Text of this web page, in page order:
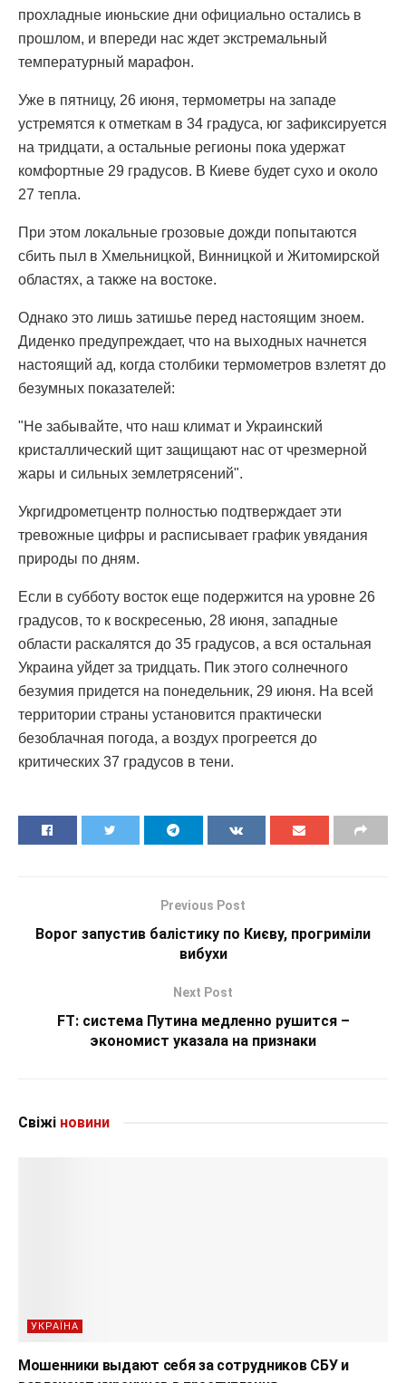
прохладные июньские дни официально остались в
прошлом, и впереди нас ждет экстремальный
температурный марафон.
Уже в пятницу, 26 июня, термометры на западе
устремятся к отметкам в 34 градуса, юг зафиксируется
на тридцати, а остальные регионы пока удержат
комфортные 29 градусов. В Киеве будет сухо и около
27 тепла.
При этом локальные грозовые дожди попытаются
сбить пыл в Хмельницкой, Винницкой и Житомирской
областях, а также на востоке.
Однако это лишь затишье перед настоящим зноем.
Диденко предупреждает, что на выходных начнется
настоящий ад, когда столбики термометров взлетят до
безумных показателей:
"Не забывайте, что наш климат и Украинский
кристаллический щит защищают нас от чрезмерной
жары и сильных землетрясений".
Укргидрометцентр полностью подтверждает эти
тревожные цифры и расписывает график увядания
природы по дням.
Если в субботу восток еще подержится на уровне 26
градусов, то к воскресенью, 28 июня, западные
области раскалятся до 35 градусов, а вся остальная
Украина уйдет за тридцать. Пик этого солнечного
безумия придется на понедельник, 29 июня. На всей
территории страны установится практически
безоблачная погода, а воздух прогреется до
критических 37 градусов в тени.
Previous Post
Ворог запустив балістику по Києву, прогриміли
вибухи
Next Post
FT: система Путина медленно рушится –
экономист указала на признаки
Свіжі новини
УКРАЇНА
Мошенники выдают себя за сотрудников СБУ и